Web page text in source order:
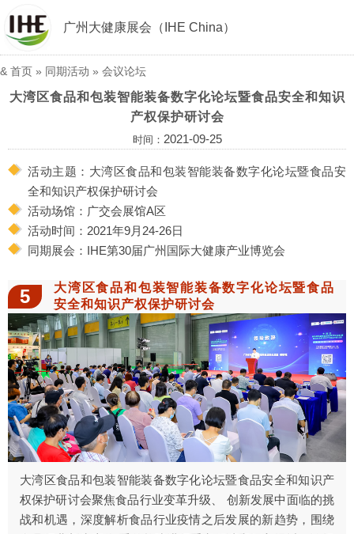
广州大健康展会（IHE China）
& 首页 » 同期活动 » 会议论坛
大湾区食品和包装智能装备数字化论坛暨食品安全和知识
产权保护研讨会
时间： 2021-09-25
活动主题：大湾区食品和包装智能装备数字化论坛暨食品安
全和知识产权保护研讨会
活动场馆：广交会展馆A区
活动时间：2021年9月24-26日
同期展会：IHE第30届广州国际大健康产业博览会
5
大湾区食品和包装智能装备数字化论坛暨食品
安全和知识产权保护研讨会
大湾区食品和包装智能装备数字化论坛暨食品安全和知识产
权保护研讨会聚焦食品行业变革升级、 创新发展中面临的挑
战和机遇，深度解析食品行业疫情之后发展的新趋势，围绕